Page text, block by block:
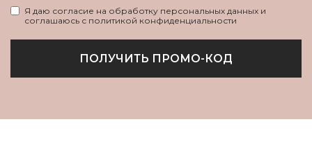
Я даю согласие на обработку персональных данных и
соглашаюсь с политикой конфиденциальности
ПОЛУЧИТЬ ПРОМО-КОД